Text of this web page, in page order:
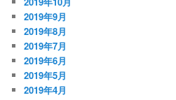
2019年9月
2019年8月
2019年7月
2019年6月
2019年5月
2019年4月